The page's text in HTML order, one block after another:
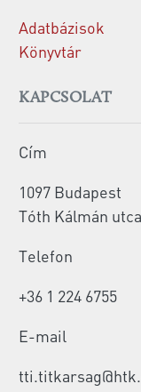
Adatbázisok
Könyvtár
KAPCSOLAT
Cím
1097 Budapest
Tóth Kálmán
Telefon
+36 1 224 6755
E-mail